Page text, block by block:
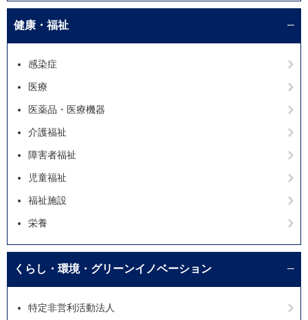
健康・福祉
感染症
医療
医薬品・医療機器
介護福祉
障害者福祉
児童福祉
福祉施設
栄養
くらし・環境・グリーンイノベーション
特定非営利活動法人